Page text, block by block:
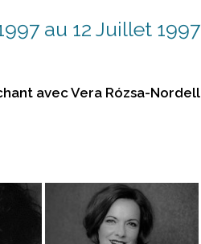
au 12 Juillet 1997
avec Vera Rózsa-Nordell